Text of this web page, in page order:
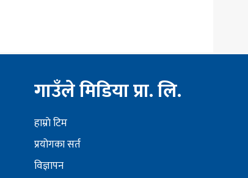
गाउँले मिडिया प्रा. लि.
हाम्राे टिम
प्रयोगका सर्त
विज्ञापन